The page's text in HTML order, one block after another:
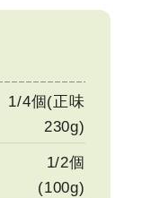
1/4個(正味
230g)
1/2個
(100g)